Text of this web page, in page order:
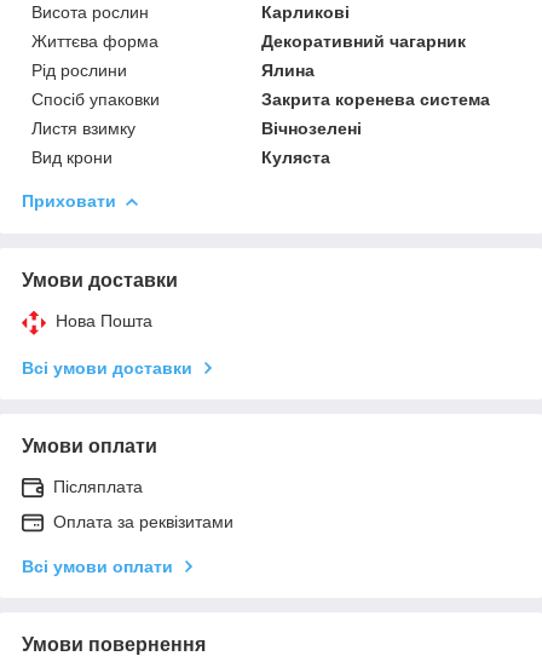
Висота рослин
Карликові
Життєва форма
Декоративний чагарник
Рід рослини
Ялина
Спосіб упаковки
Закрита коренева система
Листя взимку
Вічнозелені
Вид крони
Куляста
Приховати
Умови доставки
Нова Пошта
Всі умови доставки
Умови оплати
Післяплата
Оплата за реквізитами
Всі умови оплати
Умови повернення